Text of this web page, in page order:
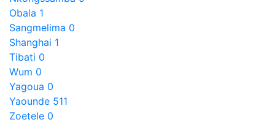
Obala 1
Sangmelima 0
Shanghai 1
Tibati 0
Wum 0
Yagoua 0
Yaounde 511
Zoetele 0